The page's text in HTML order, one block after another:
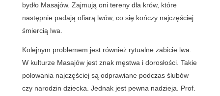
bydło Masajów. Zajmują oni tereny dla krów, które
następnie padają ofiarą lwów, co się kończy najczęściej
śmiercią lwa.
Kolejnym problemem jest również rytualne zabicie lwa.
W kulturze Masajów jest znak męstwa i dorosłości. Takie
polowania najczęściej są odprawiane podczas ślubów
czy narodzin dziecka. Jednak jest pewna nadzieja. Prof.